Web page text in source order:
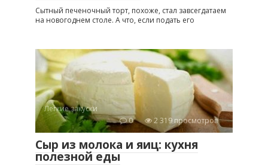
Сытный печеночный торт, похоже, стал завсегдатаем
на новогоднем столе. А что, если подать его
Легкие закуски
0
2 319 просмотров
Сыр из молока и яиц: кухня
полезной еды